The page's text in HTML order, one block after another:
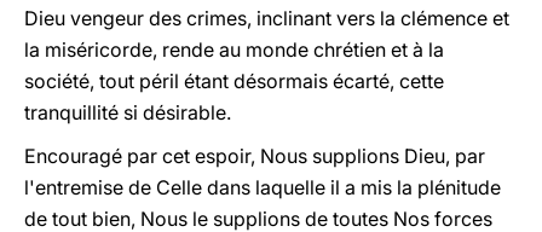
Dieu vengeur des crimes, inclinant vers la clémence et
la miséricorde, rende au monde chrétien et à la
société, tout péril étant désormais écarté, cette
tranquillité si désirable.
Encouragé par cet espoir, Nous supplions Dieu, par
l'entremise de Celle dans laquelle il a mis la plénitude
de tout bien, Nous le supplions de toutes Nos forces